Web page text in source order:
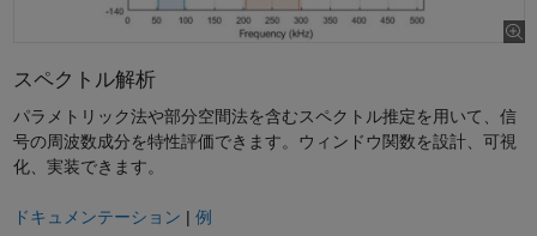
スペクトル解析
パラメトリック法や部分空間法を含むスペクトル推定を用いて、信
号の周波数成分を特性評価できます。ウィンドウ関数を設計、可視
化、実装できます。
ドキュメンテーション | 例